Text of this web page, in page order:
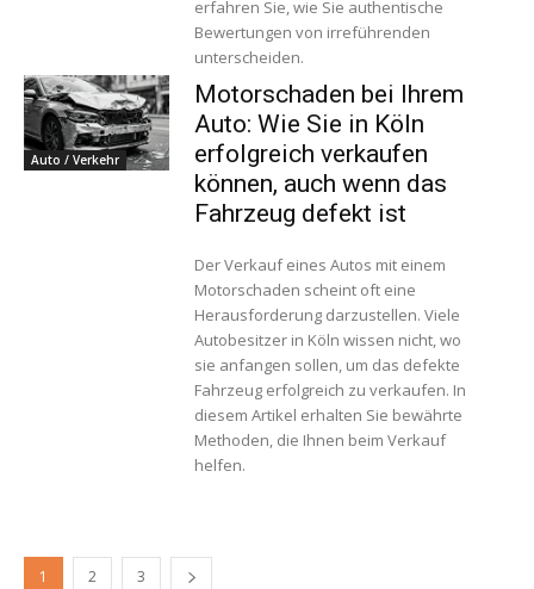
erfahren Sie, wie Sie authentische
Bewertungen von irreführenden
unterscheiden.
Auto / Verkehr
Motorschaden bei Ihrem
Auto: Wie Sie in Köln
erfolgreich verkaufen
können, auch wenn das
Fahrzeug defekt ist
Der Verkauf eines Autos mit einem
Motorschaden scheint oft eine
Herausforderung darzustellen. Viele
Autobesitzer in Köln wissen nicht, wo
sie anfangen sollen, um das defekte
Fahrzeug erfolgreich zu verkaufen. In
diesem Artikel erhalten Sie bewährte
Methoden, die Ihnen beim Verkauf
helfen.
1 2 3